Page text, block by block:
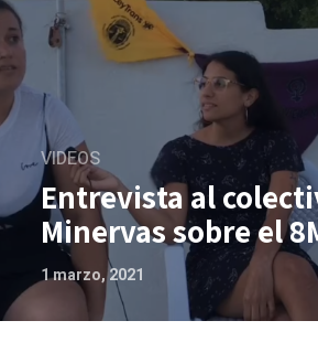
VIDEOS
Entrevista al
Minervas sobre el
1 marzo, 2021